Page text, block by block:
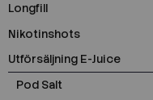
Longfill
Nikotinshots
Utförsäljning E-Juice
Pod Salt